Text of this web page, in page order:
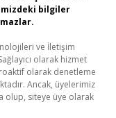
bilgiler
ve İletişim
olarak hizmet
olarak denetleme
Ancak, üyelerimiz
olup, siteye üye olarak